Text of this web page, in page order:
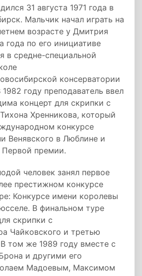
31 августа 1971 года в
Мальчик начал играть на
возрасте у Дмитрия
года по его инициативе
в средне-специальной
консерватории
году преподаватель ввел
концерт для скрипки с
Хренникова, который
конкурсе
Венявского в Люблине и
Первой премии.
человек занял первое
престижном конкурсе
Конкурсе имени королевы
В финальном туре
скрипки с
Чайковского и третью
том же 1989 году вместе с
и другими его
Мадоевым, Максимом